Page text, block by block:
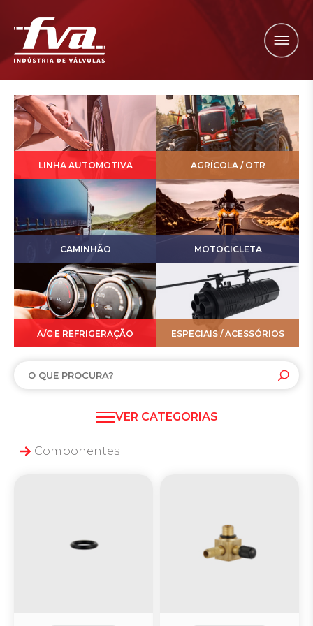
LINHA AUTOMOTIVA AGRÍCOLA / OTR
CAMINHÃO MOTOCICLETA
A/C E REFRIGERAÇÃO ESPECIAIS / ACESSÓRIOS
VER CATEGORIAS
Câmara de ar
Ar Condicionado e Refrigeração
Componentes